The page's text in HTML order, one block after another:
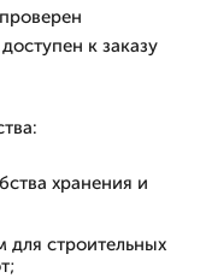
к заказу
хранения и
строительных